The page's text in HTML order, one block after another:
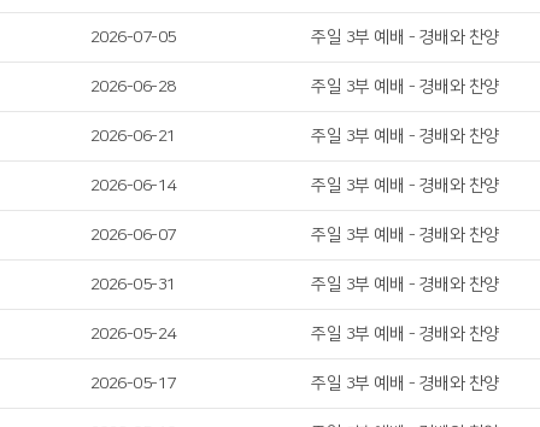
2026-07-05 주일 3부 예배 - 경배와 찬양
2026-06-28 주일 3부 예배 - 경배와 찬양
2026-06-21 주일 3부 예배 - 경배와 찬양
2026-06-14 주일 3부 예배 - 경배와 찬양
2026-06-07 주일 3부 예배 - 경배와 찬양
2026-05-31 주일 3부 예배 - 경배와 찬양
2026-05-24 주일 3부 예배 - 경배와 찬양
2026-05-17 주일 3부 예배 - 경배와 찬양